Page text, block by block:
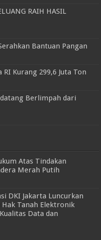
RAIH HASIL
Bantuan Pangan
RI Kurang 299,6 Juta Ton
Berlimpah dari
Atas Tindakan
Merah Putih
DKI Jakarta Luncurkan
Hak Tanah Elektronik
Data dan